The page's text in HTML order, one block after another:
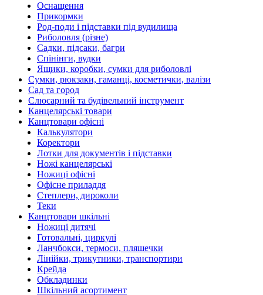
Оснащення
Прикормки
Род-поди і підставки під вудилища
Риболовля (різне)
Садки, підсаки, багри
Спінінги, вудки
Ящики, коробки, сумки для риболовлі
Сумки, рюкзаки, гаманці, косметички, валізи
Сад та город
Слюсарний та будівельний інструмент
Канцелярські товари
Канцтовари офісні
Калькулятори
Коректори
Лотки для документів і підставки
Ножі канцелярські
Ножиці офісні
Офісне приладдя
Степлери, дироколи
Теки
Канцтовари шкільні
Ножиці дитячі
Готовальні, циркулі
Ланчбокси, термоси, пляшечки
Лінійки, трикутники, транспортири
Крейда
Обкладинки
Шкільний асортимент